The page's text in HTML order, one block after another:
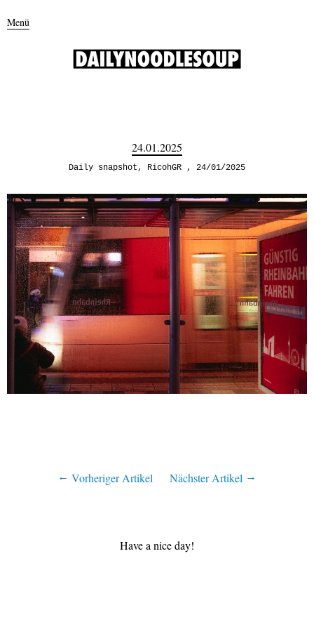
Menü
24.01.2025
Daily snapshot, RicohGR 24/01/2025
Vorheriger Artikel Nächster Artikel
Have a nice day!